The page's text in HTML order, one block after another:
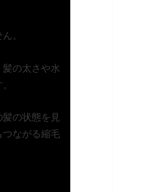
。
の太さや水
の状態を見
つながる縮毛